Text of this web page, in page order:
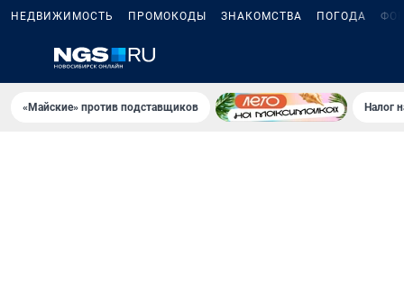
НЕДВИЖИМОСТЬ ПРОМОКОДЫ ЗНАКОМСТВА ПОГОДА
«Майские» против подставщиков Налог